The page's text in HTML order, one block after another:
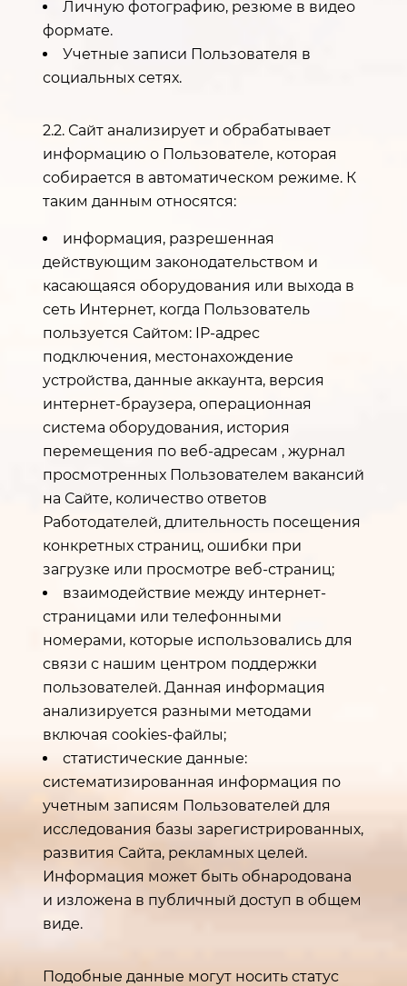
Личную фотографию, резюме в видео
формате.
Учетные записи Пользователя в
социальных сетях.
2.2. Сайт анализирует и обрабатывает
информацию о Пользователе, которая
собирается в автоматическом режиме. К
таким данным относятся:
информация, разрешенная
действующим законодательством и
касающаяся оборудования или выхода в
сеть Интернет, когда Пользователь
пользуется Сайтом: IP-адрес
подключения, местонахождение
устройства, данные аккаунта, версия
интернет-браузера, операционная
система оборудования, история
перемещения по веб-адресам , журнал
просмотренных Пользователем вакансий
на Сайте, количество ответов
Работодателей, длительность посещения
конкретных страниц, ошибки при
загрузке или просмотре веб-страниц;
взаимодействие между интернет-
страницами или телефонными
номерами, которые использовались для
связи с нашим центром поддержки
пользователей. Данная информация
анализируется разными методами
включая cookies-файлы;
статистические данные:
систематизированная информация по
учетным записям Пользователей для
исследования базы зарегистрированных,
развития Сайта, рекламных целей.
Информация может быть обнародована
и изложена в публичный доступ в общем
виде.
Подобные данные могут носить статус